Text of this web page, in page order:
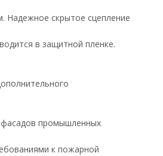
Надежное скрытое сцепление
в защитной пленке.
фасадов промышленных
к пожарной